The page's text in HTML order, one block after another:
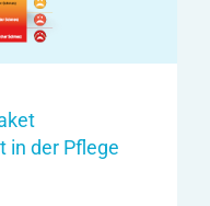
in der Pflege